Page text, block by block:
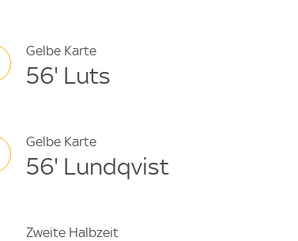
Gelbe Karte
56' Luts
Gelbe Karte
56' Lundqvist
Zweite Halbzeit